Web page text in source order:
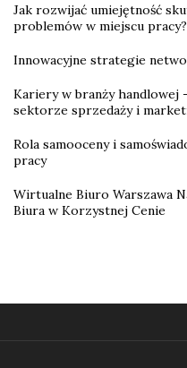
Jak rozwijać umiejętność
problemów w miejscu pracy?
Innowacyjne strategie
Kariery w branży handlowej
sektorze sprzedaży i
Rola samooceny i
pracy
Wirtualne Biuro Warszawa
Biura w Korzystnej Cenie